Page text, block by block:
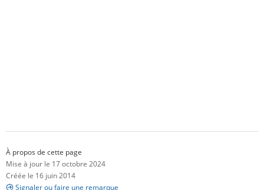
À propos de cette page
Mise à jour le 17 octobre 2024
Créée le 16 juin 2014
Signaler ou faire une remarque